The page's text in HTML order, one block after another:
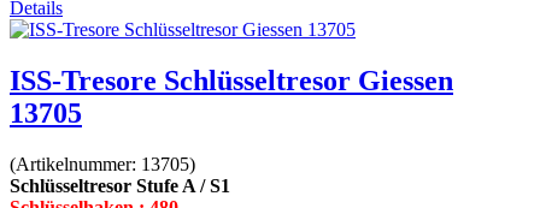
Details
ISS-Tresore Schlüsseltresor Giessen
13705
(Artikelnummer: 13705)
Schlüsseltresor Stufe A / S1